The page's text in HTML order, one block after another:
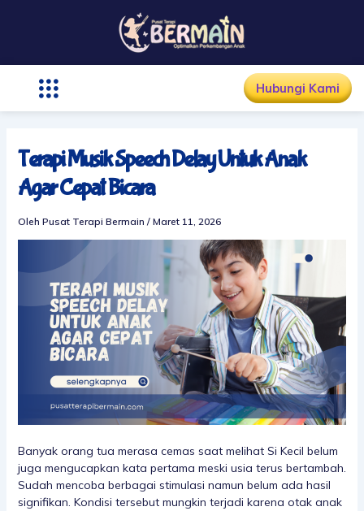
Hubungi Kami
Terapi Musik Speech Delay Untuk Anak
Agar Cepat Bicara
Oleh Pusat Terapi Bermain / Maret 11, 2026
Banyak orang tua merasa cemas saat melihat Si Kecil belum
juga mengucapkan kata pertama meski usia terus bertambah.
Sudah mencoba berbagai stimulasi namun belum ada hasil
signifikan. Kondisi tersebut mungkin terjadi karena otak anak